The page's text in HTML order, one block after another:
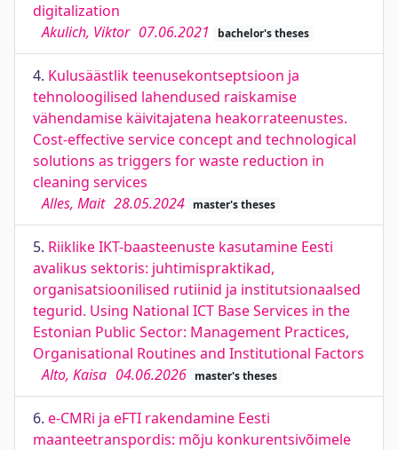
digitalization
Akulich, Viktor 07.06.2021 bachelor's theses
4. Kulusäästlik teenusekontseptsioon ja
tehnoloogilised lahendused raiskamise
vähendamise käivitajatena heakorrateenustes.
Cost-effective service concept and technological
solutions as triggers for waste reduction in
cleaning services
Alles, Mait 28.05.2024 master's theses
5. Riiklike IKT-baasteenuste kasutamine Eesti
avalikus sektoris: juhtimispraktikad,
organisatsioonilised rutiinid ja institutsionaalsed
tegurid. Using National ICT Base Services in the
Estonian Public Sector: Management Practices,
Organisational Routines and Institutional Factors
Alto, Kaisa 04.06.2026 master's theses
6. e-CMRi ja eFTI rakendamine Eesti
maanteetranspordis: mõju konkurentsivõimele